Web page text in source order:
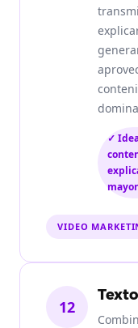
✓
VIDEO
12